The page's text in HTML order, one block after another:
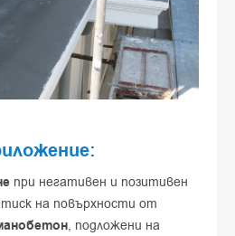
при негативен и позитивен
на повърхности от
, подложени на